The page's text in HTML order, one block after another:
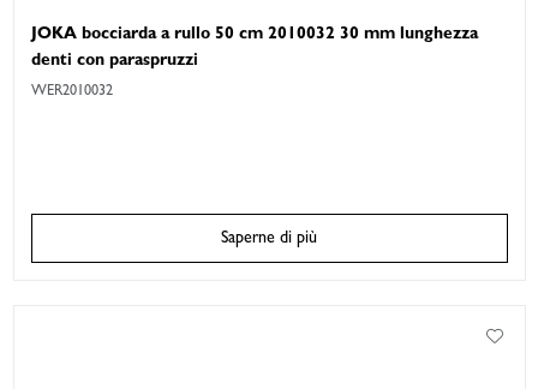
JOKA bocciarda a rullo 50 cm 2010032 30 mm lunghezza
denti con paraspruzzi
WER2010032
Saperne di più